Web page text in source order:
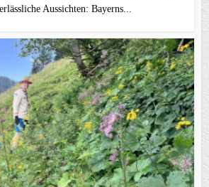
Aussichten: Bayerns...